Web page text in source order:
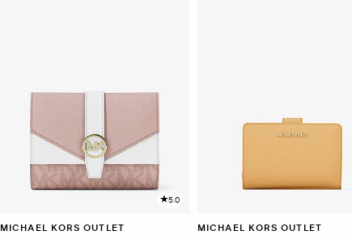
5.0
MICHAEL KORS OUTLET MICHAEL KORS OUTLET